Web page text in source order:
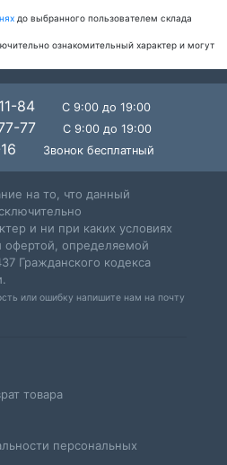
до выбранного пользователем склада
ознакомительный характер и могут
84 С 9:00 до 19:00
77 С 9:00 до 19:00
Звонок бесплатный
на то, что данный
и ни при каких условиях
офертой, определяемой
Гражданского кодекса
или ошибку напишите нам на почту
товара
персональных